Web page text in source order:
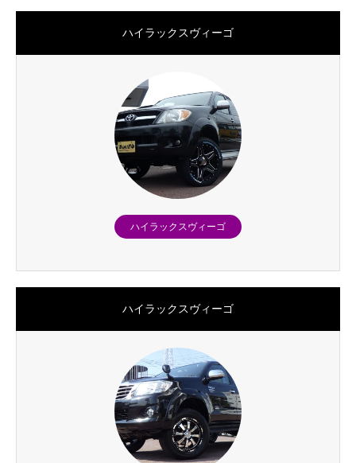
ハイラックスヴィーゴ
ハイラックスヴィーゴ
ハイラックスヴィーゴ